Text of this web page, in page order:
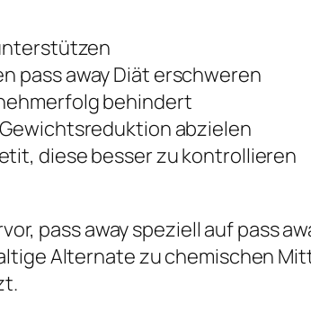
pass away Diät erschweren
behindert
abzielen
diese besser zu kontrollieren
pass away speziell auf pass
Alternate zu chemischen